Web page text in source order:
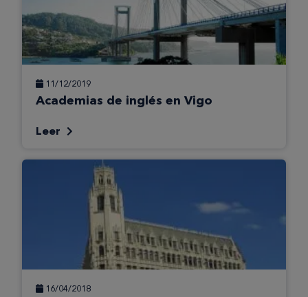
11/12/2019
Academias de inglés en Vigo
Leer
16/04/2018